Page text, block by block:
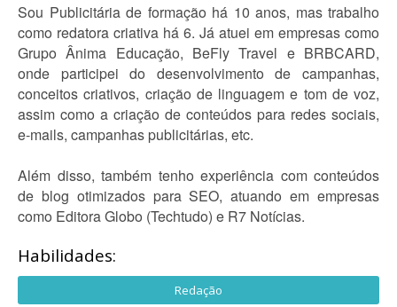
Sou Publicitária de formação há 10 anos, mas trabalho
como redatora criativa há 6. Já atuei em empresas como
Grupo Ânima Educação, BeFly Travel e BRBCARD,
onde participei do desenvolvimento de campanhas,
conceitos criativos, criação de linguagem e tom de voz,
assim como a criação de conteúdos para redes sociais,
e-mails, campanhas publicitárias, etc.
Além disso, também tenho experiência com conteúdos
de blog otimizados para SEO, atuando em empresas
como Editora Globo (Techtudo) e R7 Notícias.
Habilidades:
Redação